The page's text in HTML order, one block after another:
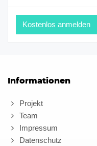
Informationen
Projekt
Team
Impressum
Datenschutz